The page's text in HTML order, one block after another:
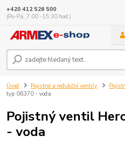
+420 412 526 500
(Po-Pá, 7:00 -15:30 hod.)
Úvod Pojistné a redukční ventily
typ 06370 - voda
Pojistný ventil
- voda